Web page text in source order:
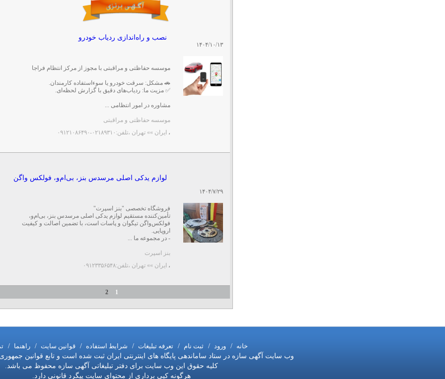
۱۴۰۴/۱۰/۱۳
نصب و راه‌اندازی ردیاب خودرو
موسسه حفاظتی و مراقبتی با مجوز از مرکز انتظام فراجا
🚗 مشکل: سرقت خودرو یا سوءاستفاده کارمندان.
✅ مزیت ما: ردیاب‌های دقیق با گزارش لحظه‌ای.
مشاوره در امور انتظامی ...
موسسه حفاظتی و مراقبتی
، ایران »» تهران ،تلفن:۰۲۱۸۹۳۱۰-۰۹۱۲۱۰۸۶۴۹۰
۱۴۰۴/۷/۲۹
لوازم یدکی اصلی مرسدس بنز، بی‌ام‌و، فولکس واگن
فروشگاه تخصصی "بنز اسپرت"
تأمین‌کننده مستقیم لوازم یدکی اصلی مرسدس بنز، بی‌ام‌و،
فولکس‌واگن تیگوان و پاسات است، با تضمین اصالت و کیفیت
اروپایی.
- در مجموعه ما ...
بنز اسپرت
، ایران »» تهران ،تلفن:۰۹۱۲۳۳۵۶۵۴۸
1
2
خانه / ورود / ثبت نام / تعرفه تبلیغات / شرایط استفاده / قوانین سایت / راهنما /
وب سایت آگهی سازه در ستاد ساماندهی پایگاه های اینترنتی ایران ثبت شده است و تابع قوانین
کلیه حقوق این وب سایت برای دفتر تبلیغاتی آگهی سازه محفوظ می باشد.
هرگونه کپی برداری از محتوای سایت پیگرد قانونی دارد.